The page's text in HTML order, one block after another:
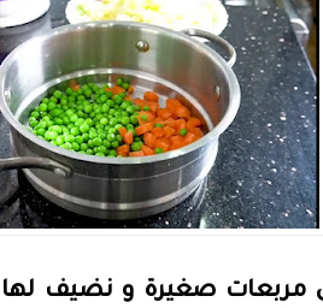
مربعات صغيرة و نضيف لها